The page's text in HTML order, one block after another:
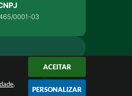
.
ACEITAR
PERSONALIZAR
0001-03